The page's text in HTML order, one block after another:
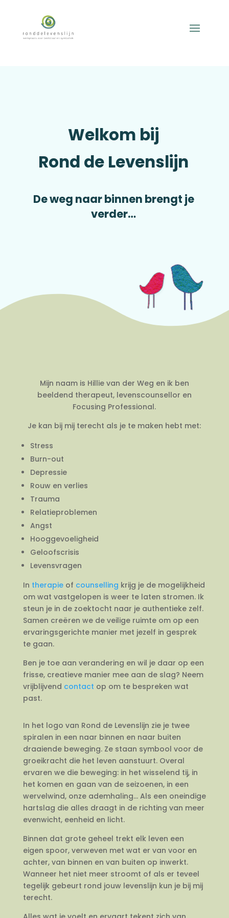
Welkom bij
Rond de Levenslijn
De weg naar binnen brengt je
verder…
Mijn naam is Hillie van der Weg en ik ben
beeldend therapeut, levenscounsellor en
Focusing Professional.
Je kan bij mij terecht als je te maken hebt met:
Stress
Burn-out
Depressie
Rouw en verlies
Trauma
Relatieproblemen
Angst
Hooggevoeligheid
Geloofscrisis
Levensvragen
In therapieof counselling krijg je de mogelijkheid
om wat vastgelopen is weer te laten stromen. Ik
steun je in de zoektocht naar je authentieke zelf.
Samen creëren we de veilige ruimte om op een
ervaringsgerichte manier met jezelf in gesprek
te gaan.
Ben je toe aan verandering en wil je daar op een
frisse, creatieve manier mee aan de slag? Neem
vrijblijvend contact op om te bespreken wat
past.
In het logo van Rond de Levenslijn zie je twee
spiralen in een naar binnen en naar buiten
draaiende beweging. Ze staan symbool voor de
groeikracht die het leven aanstuurt. Overal
ervaren we die beweging: in het wisselend tij, in
het komen en gaan van de seizoenen, in een
wervelwind, onze ademhaling… Als een oneindige
hartslag die alles draagt in de richting van meer
evenwicht, eenheid en licht.
Binnen dat grote geheel trekt elk leven een
eigen spoor, verweven met wat er van voor en
achter, van binnen en van buiten op inwerkt.
Wanneer het niet meer stroomt of als er teveel
tegelijk gebeurt rond jouw levenslijn kun je bij mij
terecht.